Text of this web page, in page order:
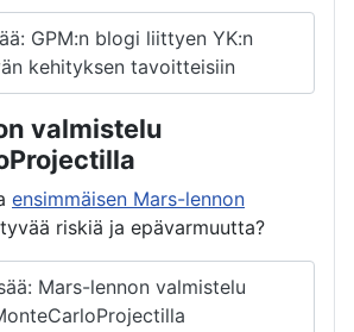
GPM:n blogi liittyen YK:n
kehityksen tavoitteisiin
valmistelu
ensimmäisen Mars-lennon
riskiä ja epävarmuutta?
Mars-lennon valmistelu